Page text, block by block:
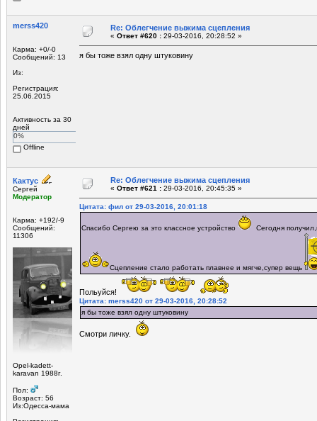
merss420
Карма: +0/-0
Сообщений: 13
Из:
Регистрация:
25.06.2015
Активность за 30
дней
0%
Offline
Re: Облегчение выжима сцепления
« Ответ #620 : 29-03-2016, 20:28:52 »
я бы тоже взял одну штуковину
Кактус
Сергей
Модератор
Карма: +192/-9
Сообщений:
11306
Opel-kadett-
karavan 1988г.
Пол:
Возраст: 56
Из:Одесса-мама
Re: Облегчение выжима сцепления
« Ответ #621 : 29-03-2016, 20:45:35 »
Цитата: фил от 29-03-2016, 20:01:18
Спасибо Сергею за это классное устройство Сегодня
Сцепление стало работать плавнее и мягче,супер вещь
Польуйся!
Цитата: merss420 от 29-03-2016, 20:28:52
я бы тоже взял одну штуковину
Смотри личку.